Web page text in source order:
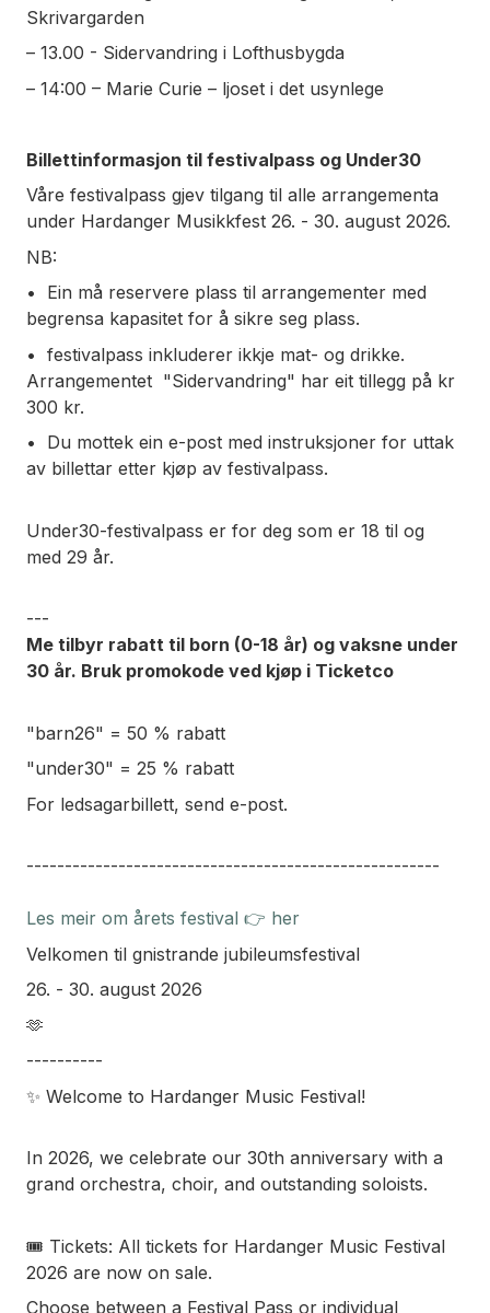
Skrivargarden
– 13.00 - Sidervandring i Lofthusbygda
– 14:00 – Marie Curie – ljoset i det usynlege
Billettinformasjon til festivalpass og Under30
Våre festivalpass gjev tilgang til alle arrangementa
under Hardanger Musikkfest 26. - 30. august 2026.
NB:
•⁠ ⁠Ein må reservere plass til arrangementer med
begrensa kapasitet for å sikre seg plass.
•⁠ ⁠festivalpass inkluderer ikkje mat- og drikke.
Arrangementet "Sidervandring" har eit tillegg på kr
300 kr.
•⁠ ⁠Du mottek ein e-post med instruksjoner for uttak
av billettar etter kjøp av festivalpass.
Under30-festivalpass er for deg som er 18 til og
med 29 år.
---
Me tilbyr rabatt til born (0-18 år) og vaksne under
30 år. Bruk promokode ved kjøp i Ticketco
"barn26" = 50 % rabatt
"under30" = 25 % rabatt
For ledsagarbillett, send e-post.
------------------------------------------------------
Les meir om årets festival 👉 her
Velkomen til gnistrande jubileumsfestival
26.⁠ ⁠- 30. august 2026
🫶
----------
✨ Welcome to Hardanger Music Festival!
In 2026, we celebrate our 30th anniversary with a
grand orchestra, choir, and outstanding soloists.
🎟 Tickets: All tickets for Hardanger Music Festival
2026 are now on sale.
Choose between a Festival Pass or individual